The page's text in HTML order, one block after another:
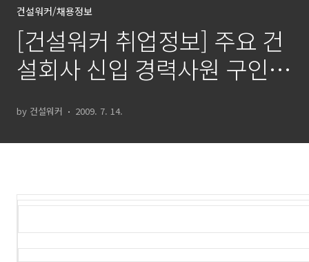
건설워커/채용정보
[건설워커 취업정보] 주요 건
설회사 신입 경력사원 구인정
by 건설워커 2009. 7. 14.